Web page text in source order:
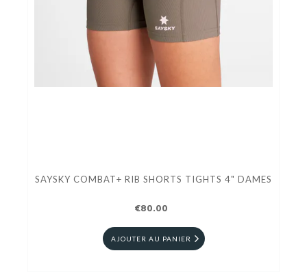
SAYSKY COMBAT+ RIB SHORTS TIGHTS 4" DAMES
€80.00
AJOUTER AU PANIER